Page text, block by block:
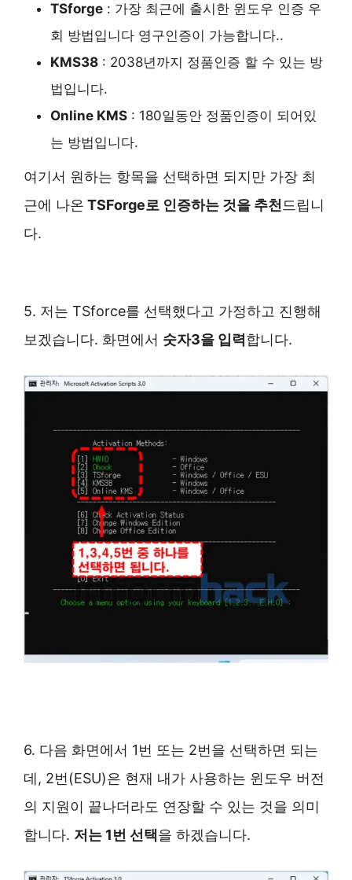
TSforge : 가장 최근에 출시한 윈도우 인증 우
회 방법입니다 영구인증이 가능합니다..
KMS38 : 2038년까지 정품인증 할 수 있는 방
법입니다.
Online KMS : 180일동안 정품인증이 되어있
는 방법입니다.
여기서 원하는 항목을 선택하면 되지만 가장 최
근에 나온 TSForge로 인증하는 것을 추천 드립니
다.
5. 저는 TSforce를 선택했다고 가정하고 진행해
보겠습니다. 화면에서 숫자3을 입력합니다.
6. 다음 화면에서 1번 또는 2번을 선택하면 되는
데, 2번(ESU)은 현재 내가 사용하는 윈도우 버전
의 지원이 끝나더라도 연장할 수 있는 것을 의미
합니다. 저는 1번 선택을 하겠습니다.